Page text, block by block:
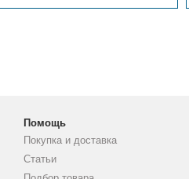
Помощь
Покупка и доставка
Статьи